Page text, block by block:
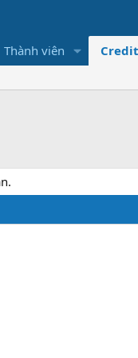
Thành viên